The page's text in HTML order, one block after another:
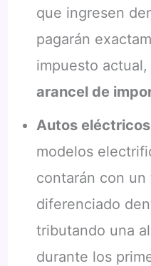
que ingresen
pagarán
impuesto
arancel de
Autos
modelos
contarán con un
diferenciado
tributando una
durante los